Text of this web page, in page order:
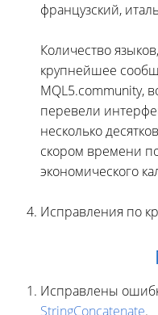
французский,
Количество
крупнейшее
MQL5.community,
перевели
несколько
скором времени
экономического
Исправления по
Исправлены
StringConcatenate.